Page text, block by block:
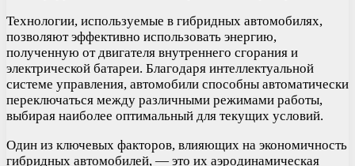
Технологии, используемые в гибридных автомобилях,
позволяют эффективно использовать энергию,
полученную от двигателя внутреннего сгорания и
электрической батареи. Благодаря интеллектуальной
системе управления, автомобили способны автоматически
переключаться между различными режимами работы,
выбирая наиболее оптимальный для текущих условий.
Один из ключевых факторов, влияющих на экономичность
гибридных автомобилей, — это их аэродинамическая